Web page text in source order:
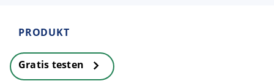
PRODUKT
Gratis testen